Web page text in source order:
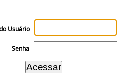
Usuário
Senha